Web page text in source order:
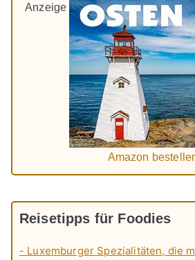
Anzeige
Amazon
Reisetipps für Foodies
- Luxemburger Spezialitäten, die